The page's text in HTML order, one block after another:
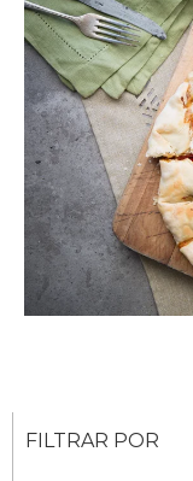
FILTRAR POR